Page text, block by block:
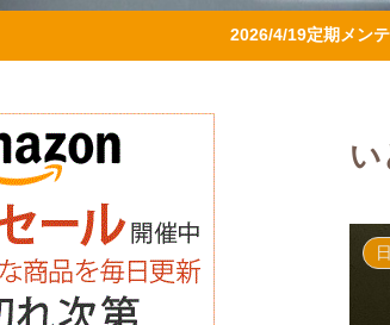
2026/4/19定期メン